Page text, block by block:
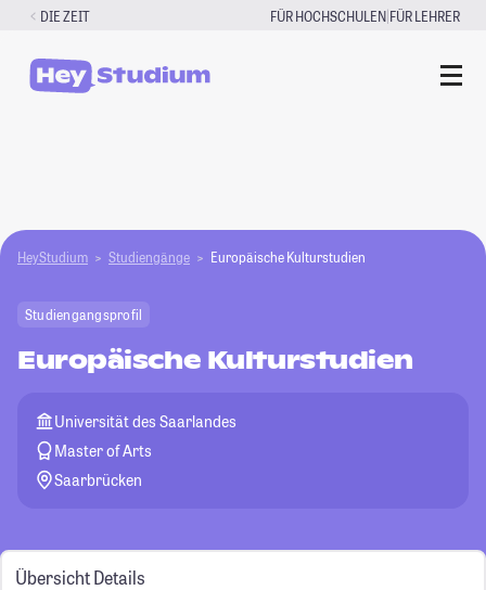
Zum
springen
DIE ZEIT FÜR HOCHSCHULEN|FÜR LEHRER
HeyStudium Studiengänge Europäische Kulturstudien
Studiengangsprofil
Europäische Kulturstudien
Universität des Saarlandes
Master of Arts
Saarbrücken
Übersicht Details